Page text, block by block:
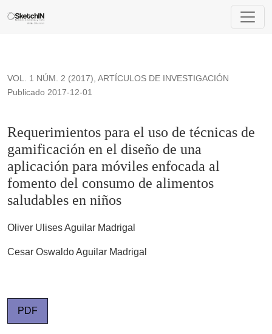
Requerimientos para el uso de técnicas de gamificación
VOL. 1 NÚM. 2 (2017), ARTÍCULOS DE INVESTIGACIÓN
Requerimientos para el uso de técnicas de
gamificación en el diseño de una
aplicación para móviles enfocada al
fomento del consumo de alimentos
saludables en niños
Publicado 2017-12-01
Oliver Ulises Aguilar Madrigal
Cesar Oswaldo Aguilar Madrigal
PDF